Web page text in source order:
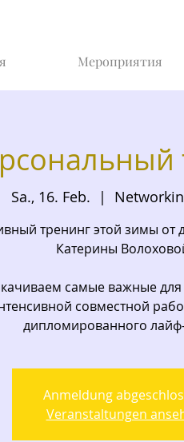
Мероприятия
Sa., 16. Feb.
  |
тренинг этой зимы от
Катерины
самые важные
совместной
дипломированного
Anmeldung
Veranstaltungen